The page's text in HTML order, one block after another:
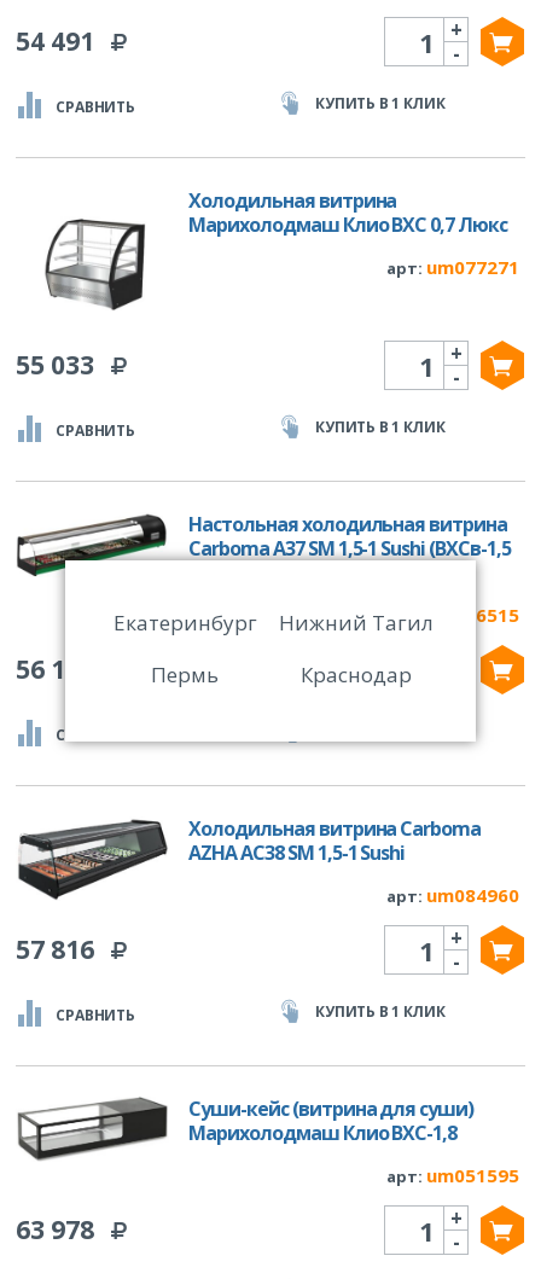
54 491 Количество
-
+
СРАВНИТЬ КУПИТЬ В 1 КЛИК
Холодильная витрина
Марихолодмаш Клио ВХС 0,7 Люкс
арт: um077271
55 033 Количество
-
+
СРАВНИТЬ КУПИТЬ В 1 КЛИК
Настольная холодильная витрина
Carboma A37 SM 1,5-1 Sushi (ВХСв-1,5
арт:um006515
56 137 Количество
СРАВНИТЬ
Холодильная витрина Carboma
AZHA AC38 SM 1,5-1 Sushi
арт: um084960
57 816 Количество
-
+
СРАВНИТЬ КУПИТЬ В 1 КЛИК
Суши-кейс (витрина для суши)
Марихолодмаш Клио ВХС-1,8
арт: um051595
63 978 Количество
-
+
Екатеринбург
Нижний Тагил
Пермь
Краснодар